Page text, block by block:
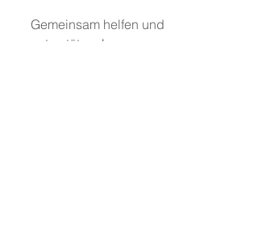
Gemeinsam helfen und
unterstützen!